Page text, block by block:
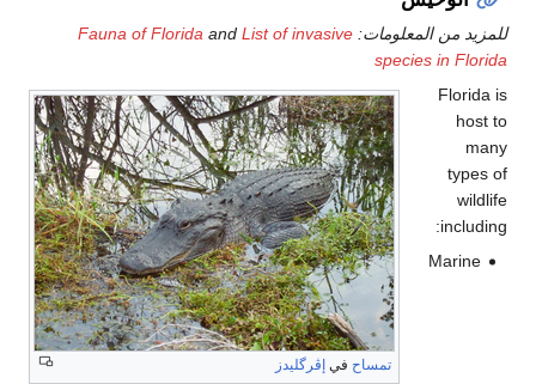
Fauna of Florida